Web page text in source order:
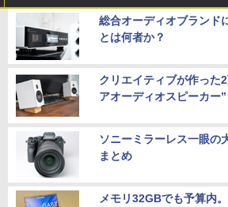
総合オーディオブランド
とは何者か？
クリエイティブが作った
アオーディオスピーカー”
ソニーミラーレス一眼の
まとめ
メモリ32GBでも予算内